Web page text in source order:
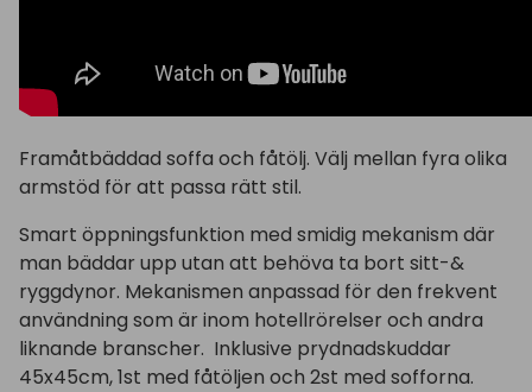
Framåtbäddad soffa och fåtölj. Välj mellan fyra olika
armstöd för att passa rätt stil.
Smart öppningsfunktion med smidig mekanism där
man bäddar upp utan att behöva ta bort sitt-&
ryggdynor. Mekanismen anpassad för den frekvent
användning som är inom hotellrörelser och andra
liknande branscher. Inklusive prydnadskuddar
45x45cm, 1st med fåtöljen och 2st med sofforna.